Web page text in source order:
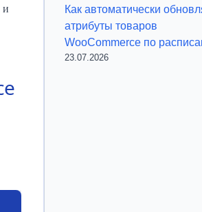
и
Как автоматически
атрибуты товаров
WooCommerce по
23.07.2026